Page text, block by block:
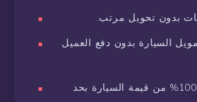
بدون تحويل مرتب.
السيارة بدون دفع العميل
يصل مبلغ التمويل 100% من قيمة السيارة بحد